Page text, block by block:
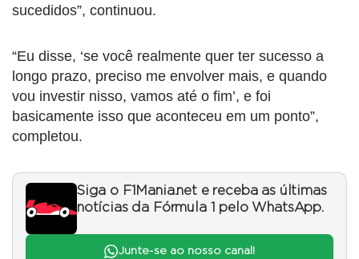
sucedidos”, continuou.
“Eu disse, ‘se você realmente quer ter sucesso a
longo prazo, preciso me envolver mais, e quando
vou investir nisso, vamos até o fim’, e foi
basicamente isso que aconteceu em um ponto”,
completou.
Siga o F1Mania.net e receba as últimas
notícias da Fórmula 1 pelo WhatsApp.
Junte-se ao nosso canal!